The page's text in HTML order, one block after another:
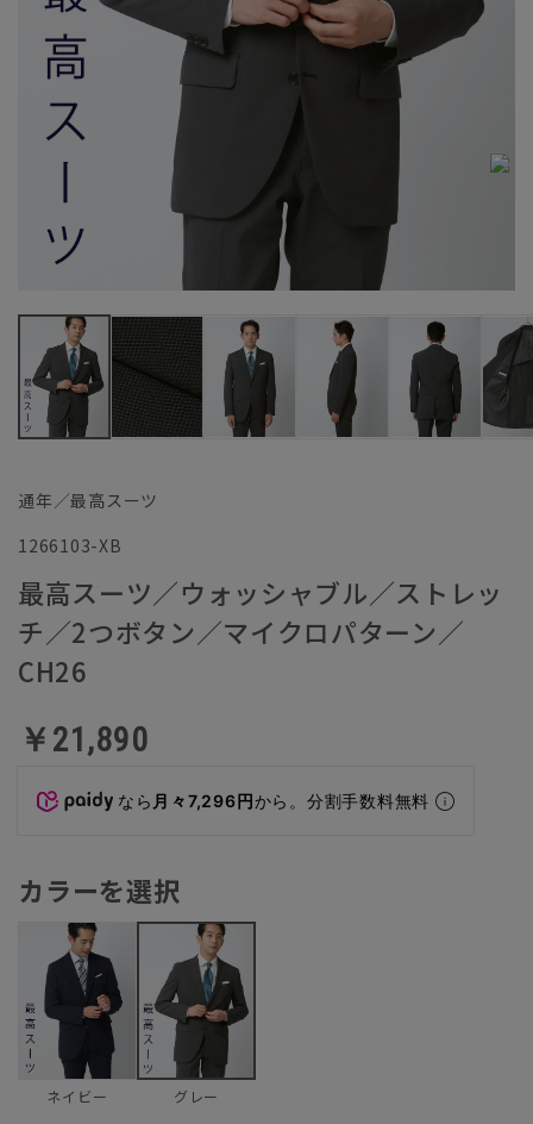
通年／最高スーツ
1266103-XB
最高スーツ／ウォッシャブル／ストレッ
チ／2つボタン／マイクロパターン／
CH26
￥21,890
なら 月々7,296円から。分割手数料無料
カラーを選択
ネイビー グレー